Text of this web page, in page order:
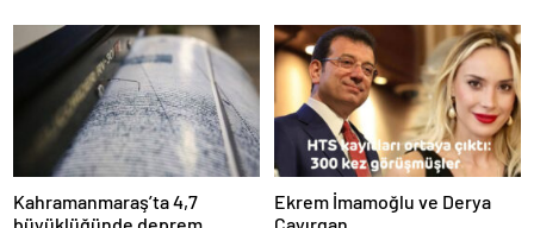
Kahramanmaraş’ta 4,7
büyüklüğünde deprem
Ekrem İmamoğlu ve Derya
Çayırgan